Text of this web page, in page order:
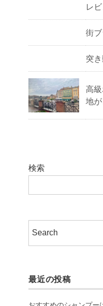
レ
街
突
高
地
検索
最近の投稿